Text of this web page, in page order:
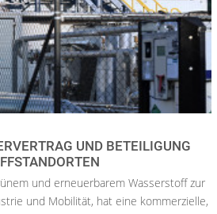
UND BETEILIGUNG
und erneuerbarem Wasserstoff zur
und Mobilität, hat eine kommerzielle,